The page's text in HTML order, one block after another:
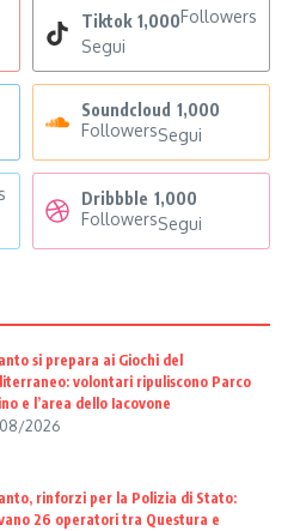
Tiktok 1,000Followers
Segui
Soundcloud 1,000
FollowersSegui
Dribbble 1,000
FollowersSegui
si prepara ai Giochi del
volontari ripuliscono Parco
e l’area dello Iacovone
2026
rinforzi per la Polizia di Stato:
26 operatori tra Questura e